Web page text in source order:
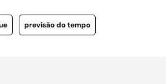
previsão do tempo